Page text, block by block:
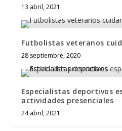
13 abril, 2021
Futbolistas veteranos
28 septiembre, 2020
Especialistas deportivos
actividades presenciales
24 abril, 2021